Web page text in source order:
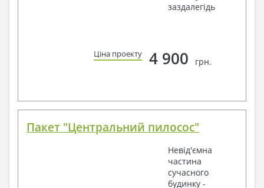
заздалегідь
Ціна проекту 4 900 грн.
Пакет "Центральний пилосос"
Невід'ємна
частина
сучасного
будинку -